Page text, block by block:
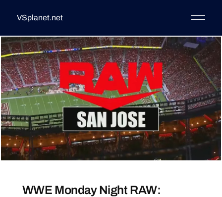
VSplanet.net
WWE Monday Night RAW: